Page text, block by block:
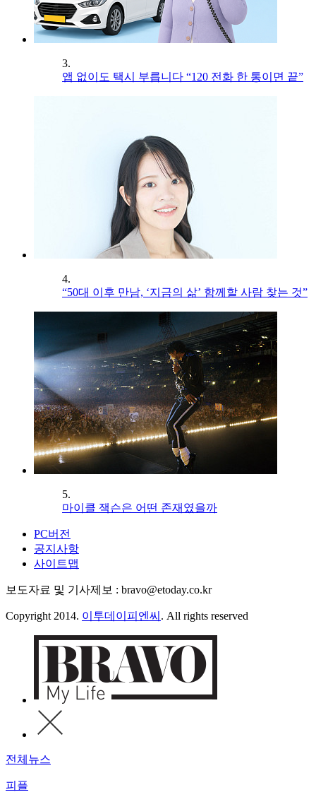
3.
앱 없이도 택시 부릅니다 “120 전화 한 통이면 끝”
4.
“50대 이후 만남, ‘지금의 삶’ 함께할 사람 찾는 것”
5.
마이클 잭슨은 어떤 존재였을까
PC버전
공지사항
사이트맵
보도자료 및 기사제보 : bravo@etoday.co.kr
Copyright 2014. 이투데이피엔씨 . All rights reserved
전체뉴스
피플